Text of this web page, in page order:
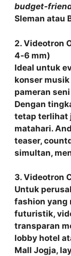
Sleman atau
2. Videotron
4‑6 mm)
Ideal untuk
konser
pameran
Dengan
tetap terlihat
matahari.
teaser,
simultan,
3. Videotron
Untuk
fashion yang
futuristik,
transparan
lobby hotel
Mall Jogja,